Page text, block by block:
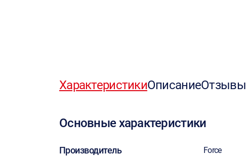
ХарактеристикиОписаниеОтзывы
Основные характеристики
Производитель Force